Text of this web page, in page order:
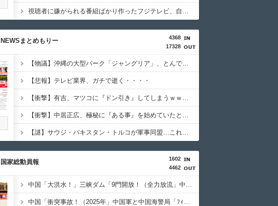
視聴者に嫌がられる番組ばかり作ったフジテレビ、自業自得すぎる立場に陥ってしまい……
4368
17328
NEWSまとめもりー
【物議】沖縄の大型パーク「ジャングリア」、とんでもない物を投入してしまう！！！！！
【悲報】テレビ業界、ガチで逝く・・・・
【衝撃】有吉、マツコに『ドン引き』してしまうｗｗｗｗｗｗｗ
【衝撃】中居正広、極秘に『ある事』を始めていたと判明する・・・
【謎】サウジ・パキスタン・トルコが軍事同盟…これどこと戦う気？
1602
4462
国家総動員報
中国「大洪水！」三峡ダム「9門開放！（全力放流」中国都市「三峡沿線の道路水没」中国政府「高速道路封鎖！」中国ダム「緊急放流に合わせて開門（土砂崩れ発生」→
中国「衝突事故！（2025年」中国軍と中国海警局「ﾌｨﾘﾋﾟﾝ船の追跡中に衝突！（8/11」中国「2人死亡」中国政府「1年間隠蔽」日本「隠蔽された事実報道！（2026年」→